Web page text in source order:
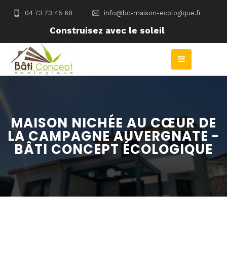
04 73 73 45 68 info@bc-maison-ecologique.fr
Construisez avec le soleil
MAISON NICHÉE AU CŒUR DE
LA CAMPAGNE AUVERGNATE -
BÂTI CONCEPT ÉCOLOGIQUE